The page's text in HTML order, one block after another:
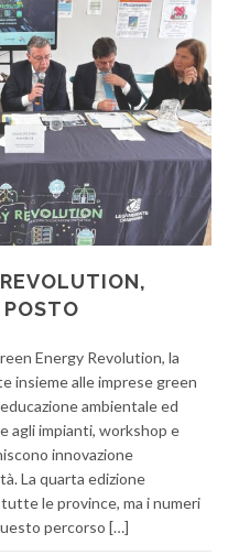
POSTO
Energy Revolution, la
insieme alle imprese green
ambientale ed
agli impianti, workshop e
innovazione
La quarta edizione
le province, ma i numeri
percorso […]